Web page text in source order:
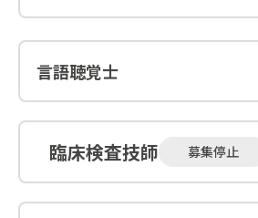
言語聴覚士
臨床検査技師 募集停止